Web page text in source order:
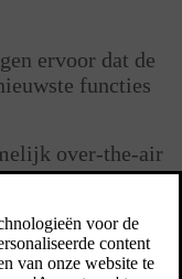
ervoor dat de
functies
over-the-air
update